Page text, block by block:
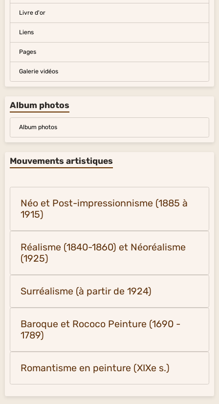
Livre d'or
Liens
Pages
Galerie vidéos
Album photos
Album photos
Mouvements artistiques
Néo et Post-impressionnisme (1885 à
1915)
Réalisme (1840-1860) et Néoréalisme
(1925)
Surréalisme (à partir de 1924)
Baroque et Rococo Peinture (1690 -
1789)
Romantisme en peinture (XIXe s.)